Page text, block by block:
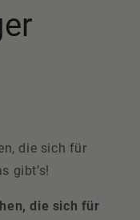
die sich für
gibt’s!
die sich für